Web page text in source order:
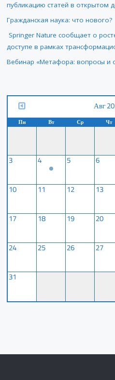
публикацию статей в открытом
Гражданская наука: что нового?
Springer Nature сообщает о
доступе в рамках
Вебинар «Метафора: вопросы и
Авг
Пн Вт Ср Чт
3 4 5 6
10
11 12 13
17 18 19 20
24 25 26 27
31